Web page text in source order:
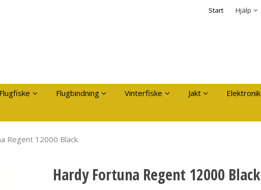
Start Hjälp
Säkerhet & Cookies
Kom ihåg mig
Flugfiske Flugbindning Vinterfiske Jakt Elektronik
Regent 12000 Black
Hardy Fortuna Regent 12000 Black